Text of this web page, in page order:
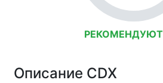
РЕКОМЕНДУЮТ
Описание CDX